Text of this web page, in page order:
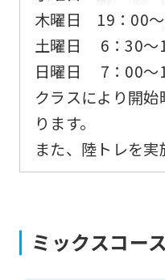
木曜日 19：00
土曜日 6：30～
日曜日 7：00～
クラスにより開
ります。
また、陸トレを実
ミックスコー